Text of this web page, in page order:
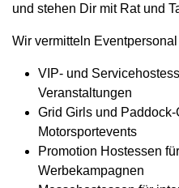
und stehen Dir mit Rat und
Wir vermitteln
VIP- und
Veranstaltungen
Grid Girls und
Motorsportevents
Promotion Hostessen
Werbekampagnen